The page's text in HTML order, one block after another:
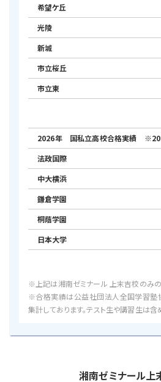
希望ケ丘
光陵
新城
市立桜丘
市立東
2026年 国私立高校合格実績
法政国際
中大横浜
鎌倉学園
桐蔭学園
日本大学
※上記は湘南ゼミナール 上末吉校のみの
※合格実績は公益社団法人全国学習塾
集計しております。テスト生や講習生は含
湘南ゼミナール上